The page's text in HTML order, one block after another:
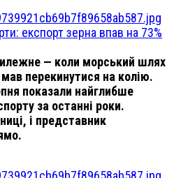
експорт зерна впав на 73%
— коли морський шлях
перекинутися на колію.
показали найглибше
за останні роки.
і представник